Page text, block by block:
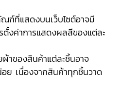
ฑ์ที่แสดงบนเว็บไซต์อาจมี
งค่าการแสดงผลสีของแต่ละ
งสินค้าแต่ละชิ้นอาจ
ย เนื่องจากสินค้าทุกชิ้นวาด